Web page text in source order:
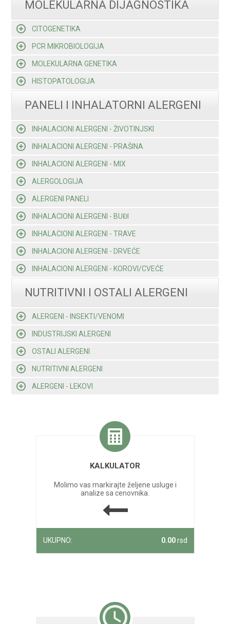
MOLEKULARNA DIJAGNOSTIKA
CITOGENETIKA
PCR MIKROBIOLOGIJA
MOLEKULARNA GENETIKA
HISTOPATOLOGIJA
PANELI I INHALATORNI ALERGENI
INHALACIONI ALERGENI - ŽIVOTINJSKI
INHALACIONI ALERGENI - PRAŠINA
INHALACIONI ALERGENI - MIX
ALERGOLOGIJA
ALERGENI PANELI
INHALACIONI ALERGENI - BUĐI
INHALACIONI ALERGENI - TRAVE
INHALACIONI ALERGENI - DRVEĆE
INHALACIONI ALERGENI - KOROVI/CVEĆE
NUTRITIVNI I OSTALI ALERGENI
ALERGENI - INSEKTI/VENOMI
INDUSTRIJSKI ALERGENI
OSTALI ALERGENI
NUTRITIVNI ALERGENI
ALERGENI - LEKOVI
KALKULATOR
Molimo vas markirajte željene usluge i
analize sa cenovnika.
UKUPNO: 0.00rsd